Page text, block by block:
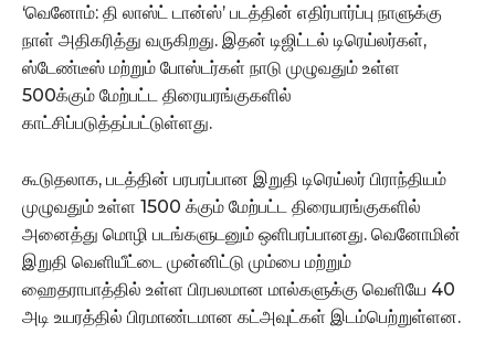
‘வெனோம்: தி லாஸ்ட் டான்ஸ்’ படத்தின் எதிர்பார்ப்பு நாளுக்கு
நாள் அதிகரித்து வருகிறது. இதன் டிஜிட்டல் டிரெய்லர்கள்,
ஸ்டேண்டீஸ் மற்றும் போஸ்டர்கள் நாடு முழுவதும் உள்ள
500க்கும் மேற்பட்ட திரையரங்குகளில்
காட்சிப்படுத்தப்பட்டுள்ளது.
கூடுதலாக, படத்தின் பரபரப்பான இறுதி டிரெய்லர் பிராந்தியம்
முழுவதும் உள்ள 1500 க்கும் மேற்பட்ட திரையரங்குகளில்
அனைத்து மொழி படங்களுடனும் ஒளிபரப்பானது. வெனோமின்
இறுதி வெளியீட்டை முன்னிட்டு மும்பை மற்றும்
ஹைதராபாத்தில் உள்ள பிரபலமான மால்களுக்கு வெளியே 40
அடி உயரத்தில் பிரமாண்டமான கட்அவுட்கள் இடம்பெற்றுள்ளன.